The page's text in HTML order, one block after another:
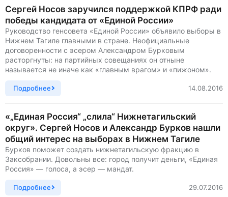
Сергей Носов заручился поддержкой КПРФ ради
победы кандидата от «Единой России»
Руководство генсовета «Единой России» объявило выборы в
Нижнем Тагиле главными в стране. Неофициальные
договоренности с эсером Александром Бурковым
расторгнуты: на партийных совещаниях он отныне
называется не иначе как «главным врагом» и «пижоном».
Подробнее 14.08.2016
«„Единая Россия“ „слила“ Нижнетагильский
округ». Сергей Носов и Александр Бурков нашли
общий интерес на выборах в Нижнем Тагиле
Бурков поможет создать нижнетагильскую фракцию в
Заксобрании. Довольны все: город получит деньги, «Единая
Россия» — голоса, а эсер — мандат.
Подробнее 29.07.2016